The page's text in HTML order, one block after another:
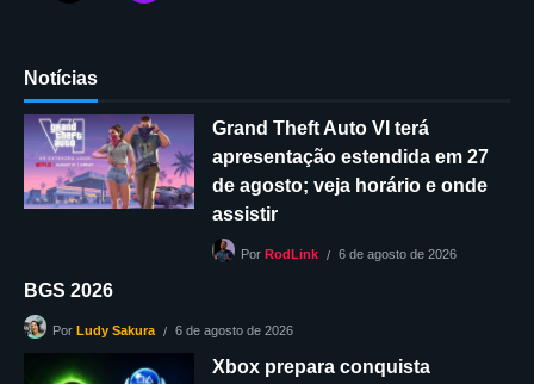
Notícias
Grand Theft Auto VI terá
apresentação estendida em 27
de agosto; veja horário e onde
assistir
Por RodLink 6 de agosto de 2026
BGS 2026
Por Ludy Sakura 6 de agosto de 2026
Xbox prepara conquista